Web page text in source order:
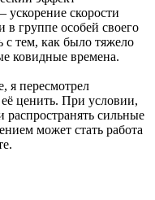
скорости
группе особей своего
с тем, как было тяжело
ковидные времена.
я пересмотрел
ценить. При условии,
распространять сильные
может стать работа